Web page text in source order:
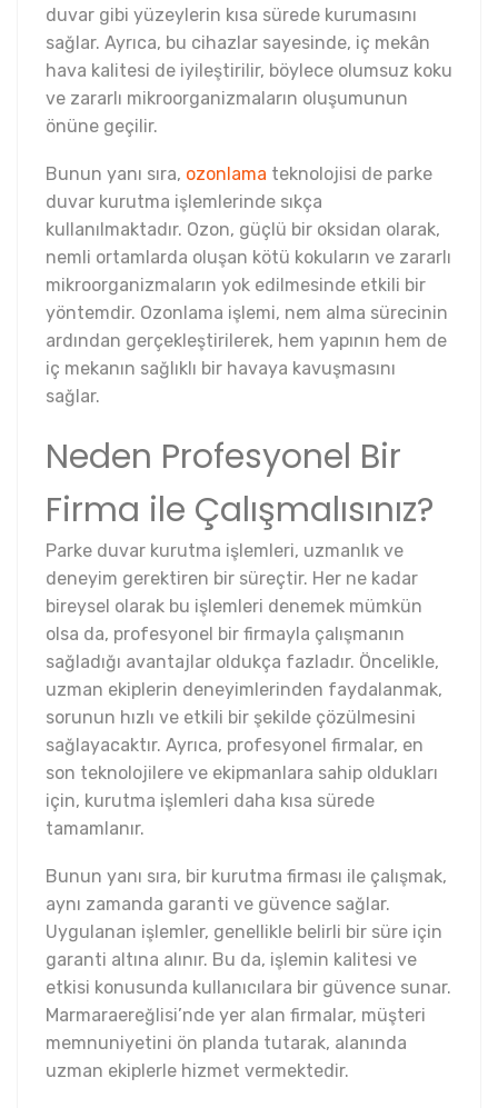
duvar gibi yüzeylerin kısa sürede kurumasını
sağlar. Ayrıca, bu cihazlar sayesinde, iç mekân
hava kalitesi de iyileştirilir, böylece olumsuz koku
ve zararlı mikroorganizmaların oluşumunun
önüne geçilir.
Bunun yanı sıra, ozonlama teknolojisi de parke
duvar kurutma işlemlerinde sıkça
kullanılmaktadır. Ozon, güçlü bir oksidan olarak,
nemli ortamlarda oluşan kötü kokuların ve zararlı
mikroorganizmaların yok edilmesinde etkili bir
yöntemdir. Ozonlama işlemi, nem alma sürecinin
ardından gerçekleştirilerek, hem yapının hem de
iç mekanın sağlıklı bir havaya kavuşmasını
sağlar.
Neden Profesyonel Bir
Firma ile Çalışmalısınız?
Parke duvar kurutma işlemleri, uzmanlık ve
deneyim gerektiren bir süreçtir. Her ne kadar
bireysel olarak bu işlemleri denemek mümkün
olsa da, profesyonel bir firmayla çalışmanın
sağladığı avantajlar oldukça fazladır. Öncelikle,
uzman ekiplerin deneyimlerinden faydalanmak,
sorunun hızlı ve etkili bir şekilde çözülmesini
sağlayacaktır. Ayrıca, profesyonel firmalar, en
son teknolojilere ve ekipmanlara sahip oldukları
için, kurutma işlemleri daha kısa sürede
tamamlanır.
Bunun yanı sıra, bir kurutma firması ile çalışmak,
aynı zamanda garanti ve güvence sağlar.
Uygulanan işlemler, genellikle belirli bir süre için
garanti altına alınır. Bu da, işlemin kalitesi ve
etkisi konusunda kullanıcılara bir güvence sunar.
Marmaraereğlisi’nde yer alan firmalar, müşteri
memnuniyetini ön planda tutarak, alanında
uzman ekiplerle hizmet vermektedir.